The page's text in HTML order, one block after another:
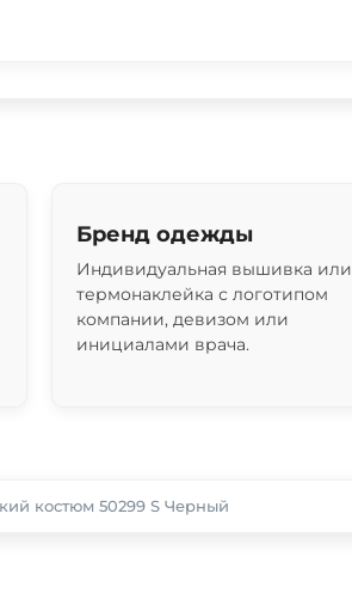
Бренд одежды
Индивидуальная вышивка или
термонаклейка с логотипом
компании, девизом или
инициалами врача.
костюм 50299 S Черный